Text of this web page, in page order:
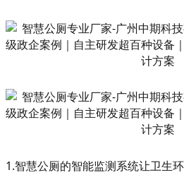
1.智慧公厕的智能监测系统让卫生环